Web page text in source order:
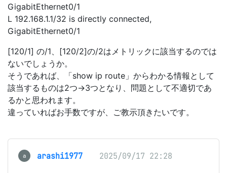
GigabitEthernet0/1
L 192.168.1.1/32 is directly connected,
GigabitEthernet0/1
[120/1] の/1、[120/2]の/2はメトリックに該当するのでは
ないでしょうか。
そうであれば、「show ip route」からわかる情報として
該当するものは2つ→3つとなり、問題として不適切であ
るかと思われます。
違っていればお手数ですが、ご教示頂きたいです。
a arashi1977 2025/09/17 22:28